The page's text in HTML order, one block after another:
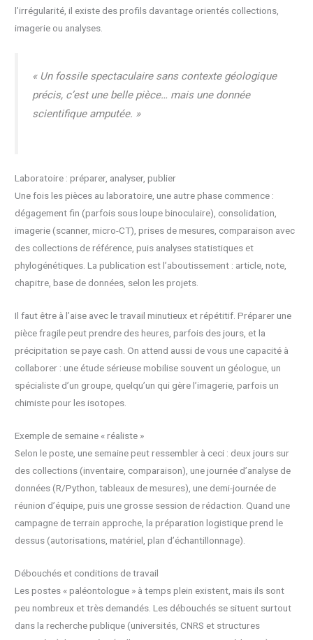
l’irrégularité, il existe des profils davantage orientés collections,
imagerie ou analyses.
« Un fossile spectaculaire sans contexte géologique
précis, c’est une belle pièce… mais une donnée
scientifique amputée. »
Laboratoire : préparer, analyser, publier
Une fois les pièces au laboratoire, une autre phase commence :
dégagement fin (parfois sous loupe binoculaire), consolidation,
imagerie (scanner, micro-CT), prises de mesures, comparaison avec
des collections de référence, puis analyses statistiques et
phylogénétiques. La publication est l’aboutissement : article, note,
chapitre, base de données, selon les projets.
Il faut être à l’aise avec le travail minutieux et répétitif. Préparer une
pièce fragile peut prendre des heures, parfois des jours, et la
précipitation se paye cash. On attend aussi de vous une capacité à
collaborer : une étude sérieuse mobilise souvent un géologue, un
spécialiste d’un groupe, quelqu’un qui gère l’imagerie, parfois un
chimiste pour les isotopes.
Exemple de semaine « réaliste »
Selon le poste, une semaine peut ressembler à ceci : deux jours sur
des collections (inventaire, comparaison), une journée d’analyse de
données (R/Python, tableaux de mesures), une demi-journée de
réunion d’équipe, puis une grosse session de rédaction. Quand une
campagne de terrain approche, la préparation logistique prend le
dessus (autorisations, matériel, plan d’échantillonnage).
Débouchés et conditions de travail
Les postes « paléontologue » à temps plein existent, mais ils sont
peu nombreux et très demandés. Les débouchés se situent surtout
dans la recherche publique (universités, CNRS et structures